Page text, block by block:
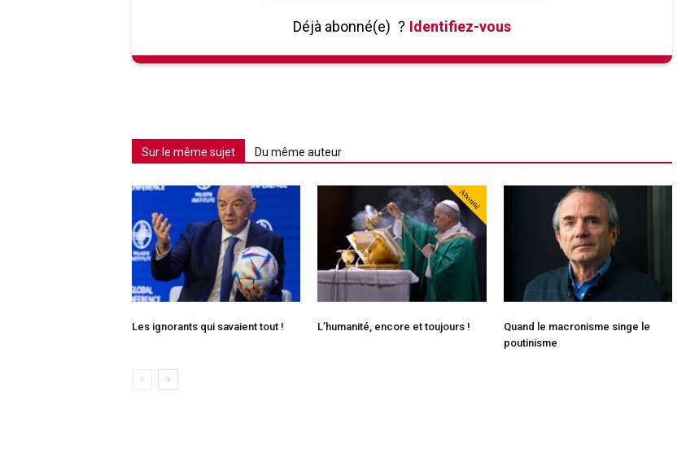
Déjà abonné(e) ? Identifiez-vous
Sur le même sujet Du même auteur
Les ignorants qui savaient tout !
Abonné
L’humanité, encore et toujours !
Quand le macronisme singe le
poutinisme